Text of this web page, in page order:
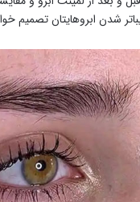
شدن ابروهایتان تصمیم